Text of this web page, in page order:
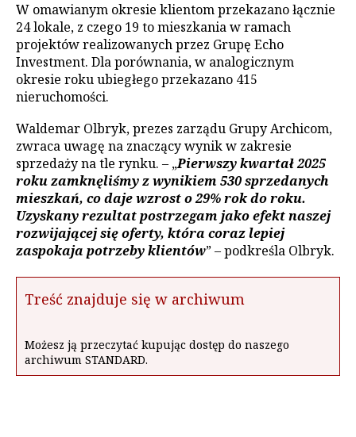
W omawianym okresie klientom przekazano łącznie
24 lokale, z czego 19 to mieszkania w ramach
projektów realizowanych przez Grupę Echo
Investment. Dla porównania, w analogicznym
okresie roku ubiegłego przekazano 415
nieruchomości.
Waldemar Olbryk, prezes zarządu Grupy Archicom,
zwraca uwagę na znaczący wynik w zakresie
sprzedaży na tle rynku. – „Pierwszy kwartał 2025
roku zamknęliśmy z wynikiem 530 sprzedanych
mieszkań, co daje wzrost o 29% rok do roku.
Uzyskany rezultat postrzegam jako efekt naszej
rozwijającej się oferty, która coraz lepiej
zaspokaja potrzeby klientów” – podkreśla Olbryk.
Treść znajduje się w archiwum
Możesz ją przeczytać kupując dostęp do naszego
archiwum STANDARD.